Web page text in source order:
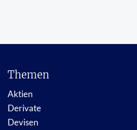
Themen
Aktien
Derivate
Devisen